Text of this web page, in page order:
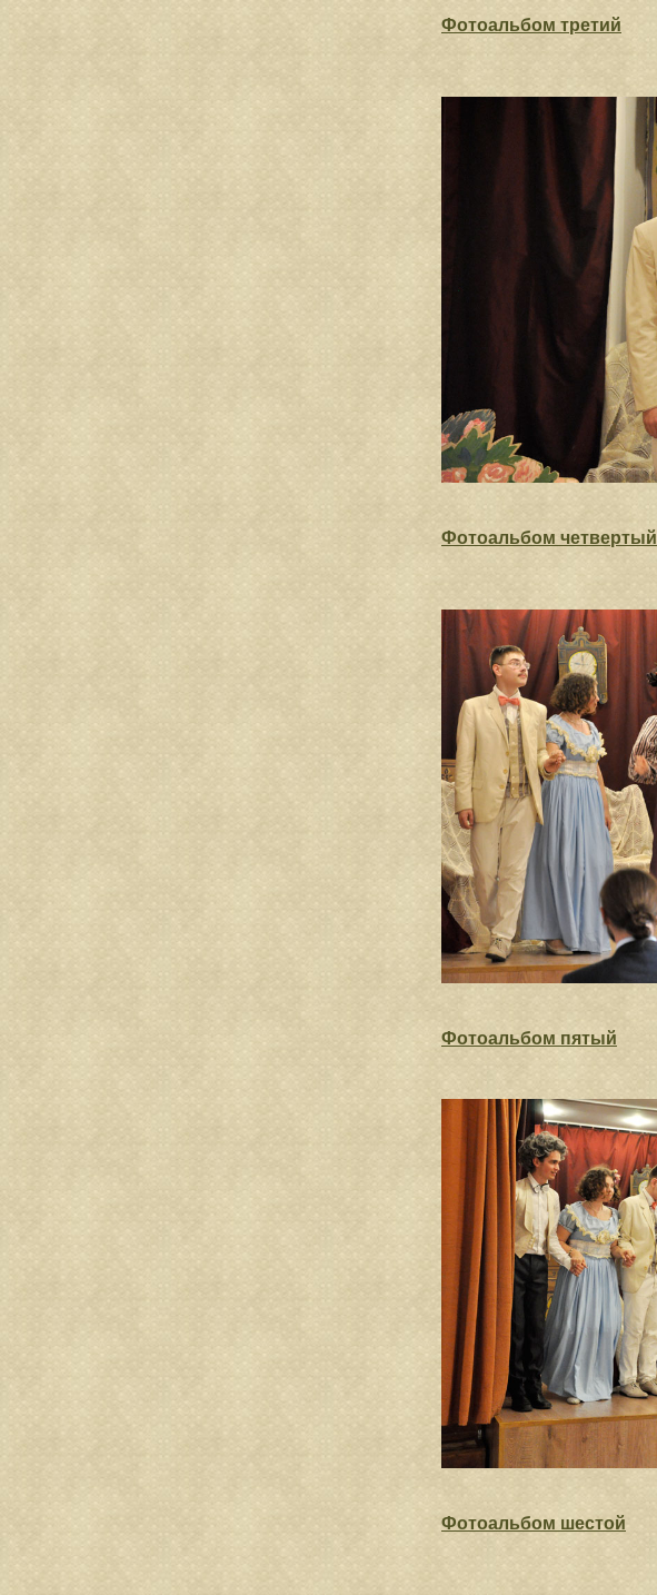
Фотоальбом третий
Фотоальбом четвертый
Фотоальбом пятый
Фотоальбом шестой